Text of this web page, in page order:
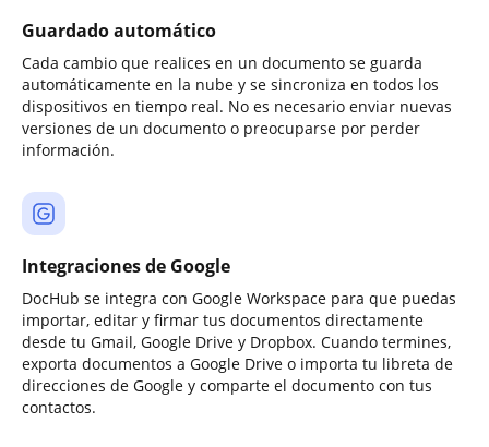
Guardado automático
Cada cambio que realices en un documento se guarda
automáticamente en la nube y se sincroniza en todos los
dispositivos en tiempo real. No es necesario enviar nuevas
versiones de un documento o preocuparse por perder
información.
Integraciones de Google
DocHub se integra con Google Workspace para que puedas
importar, editar y firmar tus documentos directamente
desde tu Gmail, Google Drive y Dropbox. Cuando termines,
exporta documentos a Google Drive o importa tu libreta de
direcciones de Google y comparte el documento con tus
contactos.